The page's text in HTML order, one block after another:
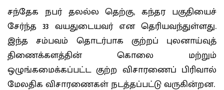
சந்தேக நபர் தலல்ல தெற்கு, கந்தர பகுதியைச்
சேர்ந்த 33 வயதுடையவர் என தெரியவந்துள்ளது.
இந்த சம்பவம் தொடர்பாக குற்றப் புலனாய்வுத்
திணைக்களத்தின் கொலை மற்றும்
ஒழுங்கமைக்கப்பட்ட குற்ற விசாரணைப் பிரிவால்
மேலதிக விசாரணைகள் நடத்தப்பட்டு வருகின்றன.